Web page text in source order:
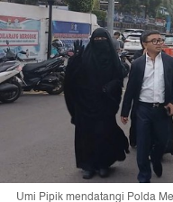
Umi Pipik mendatangi Polda